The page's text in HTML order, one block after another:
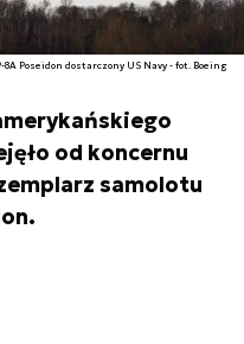
Poseidon dostarczony US Navy - fot. Boeing
od koncernu
samolotu